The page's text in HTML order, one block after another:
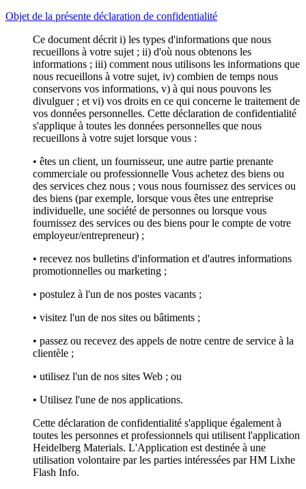
Objet de la présente déclaration de confidentialité
Ce document décrit i) les types d'informations que nous
recueillons à votre sujet ; ii) d'où nous obtenons les
informations ; iii) comment nous utilisons les informations que
nous recueillons à votre sujet, iv) combien de temps nous
conservons vos informations, v) à qui nous pouvons les
divulguer ; et vi) vos droits en ce qui concerne le traitement de
vos données personnelles. Cette déclaration de confidentialité
s'applique à toutes les données personnelles que nous
recueillons à votre sujet lorsque vous :
• êtes un client, un fournisseur, une autre partie prenante
commerciale ou professionnelle Vous achetez des biens ou
des services chez nous ; vous nous fournissez des services ou
des biens (par exemple, lorsque vous êtes une entreprise
individuelle, une société de personnes ou lorsque vous
fournissez des services ou des biens pour le compte de votre
employeur/entrepreneur) ;
• recevez nos bulletins d'information et d'autres informations
promotionnelles ou marketing ;
• postulez à l'un de nos postes vacants ;
• visitez l'un de nos sites ou bâtiments ;
• passez ou recevez des appels de notre centre de service à la
clientèle ;
• utilisez l'un de nos sites Web ; ou
• Utilisez l'une de nos applications.
Cette déclaration de confidentialité s'applique également à
toutes les personnes et professionnels qui utilisent l'application
Heidelberg Materials. L'Application est destinée à une
utilisation volontaire par les parties intéressées par HM Lixhe
Flash Info.